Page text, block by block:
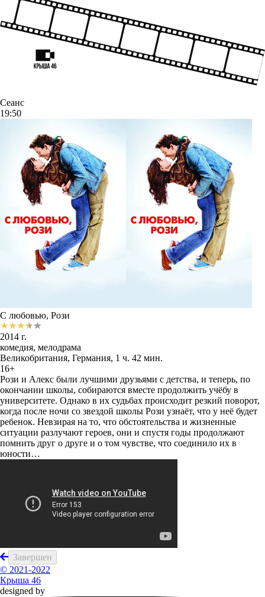
Сеанс
19:50
С любовью, Рози
2014 г.
комедия, мелодрама
Великобритания, Германия, 1 ч. 42 мин.
16+
Рози и Алекс были лучшими друзьями с детства, и теперь, по
окончании школы, собираются вместе продолжить учёбу в
университете. Однако в их судьбах происходит резкий поворот,
когда после ночи со звездой школы Рози узнаёт, что у неё будет
ребенок. Невзирая на то, что обстоятельства и жизненные
ситуации разлучают героев, они и спустя годы продолжают
помнить друг о друге и о том чувстве, что соединило их в
юности…
Завершен
© 2021-2022
Крыша 46
designed by